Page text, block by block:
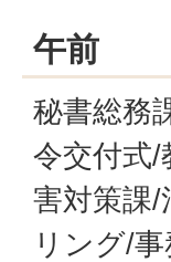
午前
秘書総務
令交付式/
害対策課
リング/